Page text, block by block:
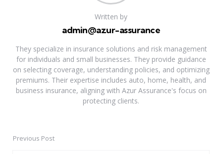
Written by
admin@azur-assurance
They specialize in insurance solutions and risk management
for individuals and small businesses. They provide guidance
on selecting coverage, understanding policies, and optimizing
premiums. Their expertise includes auto, home, health, and
business insurance, aligning with Azur Assurance's focus on
protecting clients.
PostPrevious Post